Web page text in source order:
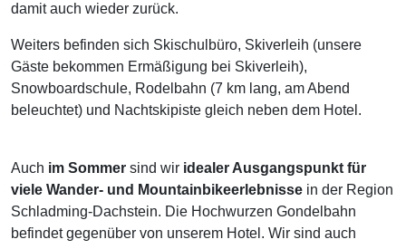
damit auch wieder zurück.
Weiters befinden sich Skischulbüro, Skiverleih (unsere
Gäste bekommen Ermäßigung bei Skiverleih),
Snowboardschule, Rodelbahn (7 km lang, am Abend
beleuchtet) und Nachtskipiste gleich neben dem Hotel.
Auch im Sommer sind wir idealer Ausgangspunkt für
viele Wander- und Mountainbikeerlebnisse in der Region
Schladming-Dachstein. Die Hochwurzen Gondelbahn
befindet gegenüber von unserem Hotel. Wir sind auch